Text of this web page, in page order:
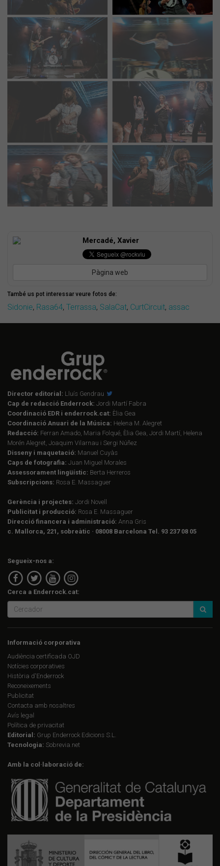
Mercadé, Xavier
Pàgina web
També us pot interessar veure fotos de:
Sidonie, Rasa64, Terrassa, SalaCat, CurtCircuit, assac
Director editorial: Lluís Gendrau
Cap de redacció Enderrock: Jordi Martí Fabra
Coordinació EDR i enderrock.cat: Èlia Gea
Coordinació Anuari de la Música: Helena M. Alegret
Redacció: Ferran Amado, Maria Folqué, Èlia Gea, Jordi Martí, Helena
Morén Alegret, Joaquim Vilarnau i Sergi Núñez
Disseny i maquetació: Manuel Cuyàs
Caps de fotografia: Juan Miguel Morales
Assessorament lingüístic: Berta Herreros
Subscripcions: Rosa E. Massaguer
Gerència i projectes: Jordi Novell
Publicitat i producció: Rosa E. Massaguer
Direcció financera i administració: Anna Gris
c. Mallorca, 221, sobreàtic · 08008 Barcelona Tel. 93 237 08 05
Segueix-nos a:
Cerca a Enderrock.cat:
Informació corporativa
Audiència certificada OJD
Notícies corporatives
Història d'Enderrock
Reconeixements
Publicitat
Contacta amb nosaltres
Avís legal
Política de privacitat
Editorial: Grup Enderrock Edicions S.L.
Tecnologia: Sobrevia.net
Amb la col·laboració de: